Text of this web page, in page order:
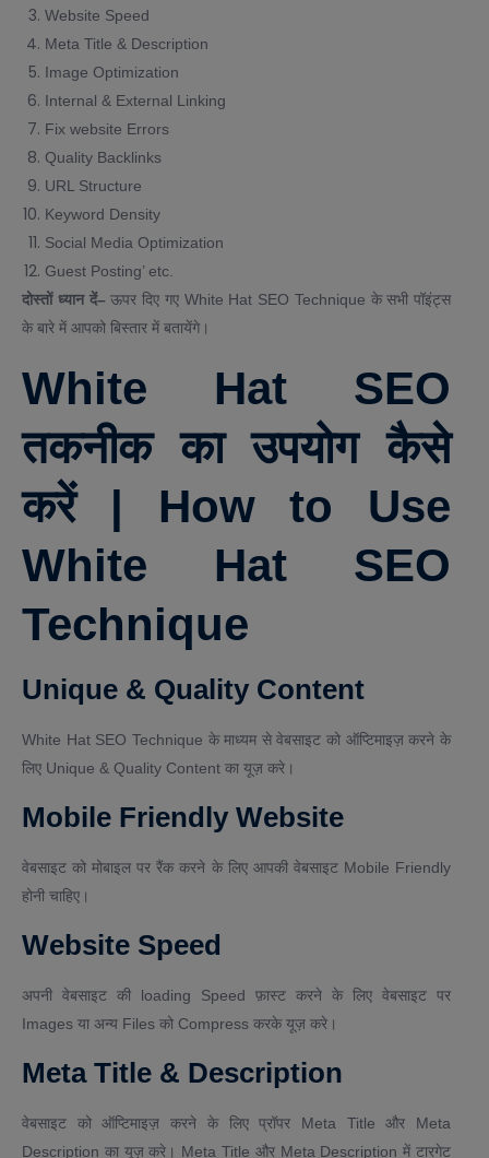
Website Speed
Meta Title & Description
Image Optimization
Internal & External Linking
Fix website Errors
Quality Backlinks
URL Structure
Keyword Density
Social Media Optimization
Guest Posting’ etc.
दोस्तों ध्यान दें–ऊपर दिए गए White Hat SEO Technique के सभी पॉइंट्स
के बारे में आपको बिस्तार में बतायेंगे।
White Hat SEO
तकनीक का उपयोग कैसे
करें | How to Use
White Hat SEO
Technique
Unique & Quality Content
White Hat SEO Technique के माध्यम से वेबसाइट को ऑप्टिमाइज़ करने के
लिए Unique & Quality Content का यूज़ करे।
Mobile Friendly Website
वेबसाइट को मोबाइल पर रैंक करने के लिए आपकी वेबसाइट Mobile Friendly
होनी चाहिए।
Website Speed
अपनी वेबसाइट की loading Speed फ़ास्ट करने के लिए वेबसाइट पर
Images या अन्य Files को Compress करके यूज़ करे।
Meta Title & Description
वेबसाइट को ऑप्टिमाइज़ करने के लिए प्रॉपर Meta Title और Meta
Description का यूज़ करे। Meta Title और Meta Description में टारगेट